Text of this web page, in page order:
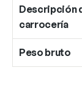
Descripción
carrocería
Peso bruto